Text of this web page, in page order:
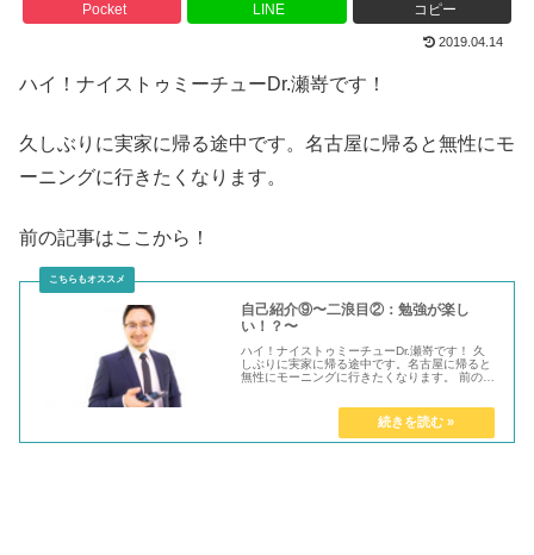
Pocket LINE コピー
2019.04.14
ハイ！ナイストゥミーチューDr.瀬嵜です！
久しぶりに実家に帰る途中です。名古屋に帰ると無性にモ
ーニングに行きたくなります。
前の記事はここから！
自己紹介⑨〜二浪目②：勉強が楽し
い！？〜
ハイ！ナイストゥミーチューDr.瀬嵜です！ 久
しぶりに実家に帰る途中です。名古屋に帰ると
無性にモーニングに行きたくなります。 前の記